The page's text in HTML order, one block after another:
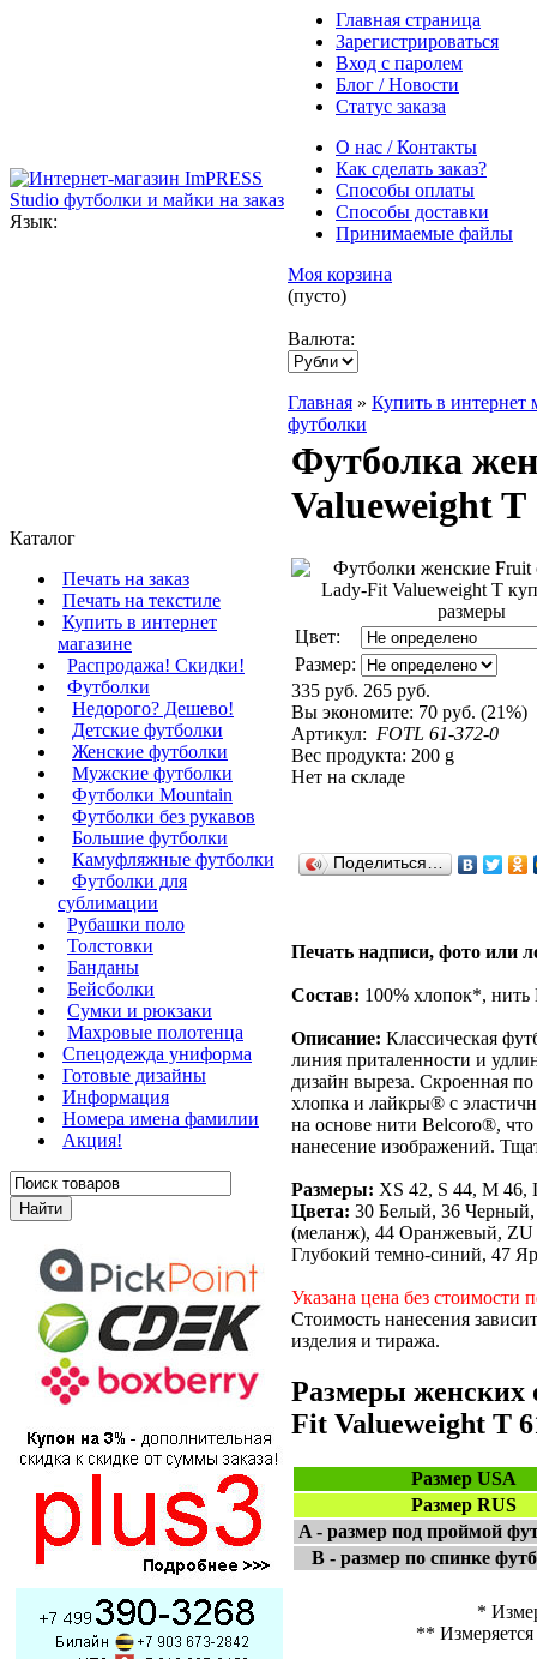
Язык:
Главная страница
Зарегистрироваться
Вход с паролем
Блог / Новости
Статус заказа
О нас / Контакты
Как сделать заказ?
Способы оплаты
Способы доставки
Принимаемые файлы
Моя корзина
(пусто)
Валюта:
Каталог
Печать на заказ
Печать на текстиле
Купить в интернет
магазине
Распродажа! Скидки!
Футболки
Недорого? Дешево!
Детские футболки
Женские футболки
Мужские футболки
Футболки Mountain
Футболки без рукавов
Большие футболки
Камуфляжные футболки
Футболки для
сублимации
Рубашки поло
Толстовки
Банданы
Бейсболки
Сумки и рюкзаки
Махровые полотенца
Cпецодежда униформа
Готовые дизайны
Информация
Номера имена фамилии
Акция!
Главная » Купить в интернет
футболки
Футболка
Valueweight T
Цвет:
Размер:
335 руб. 265 руб.
Вы экономите: 70 руб. (21%)
Артикул: FOTL 61-372-0
Вес продукта: 200 g
Нет на складе
Поделиться…
Печать надписи, фото или
Состав: 100% хлопок*,
Описание: Классическая
линия приталенности и
дизайн выреза. Скроенная
хлопка и лайкры® с
на основе нити Belcoro®, что
нанесение изображений.
Размеры: XS 42, S 44, M 46,
Цвета: 30 Белый, 36
(меланж), 44 Оранжевый, ZU
Глубокий темно-синий, 47
Указана цена без стоимости
Стоимость нанесения
изделия и тиража.
Размеры женских
Fit Valueweight T
Размер USA
Размер RUS
A - размер под проймой
B - размер по спинке
*
**